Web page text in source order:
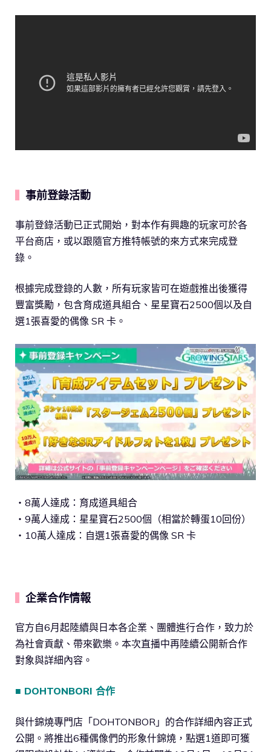
事前登錄活動
事前登錄活動已正式開始，對本作有興趣的玩家可於各
平台商店，或以跟隨官方推特帳號的來方式來完成登
錄。
根據完成登錄的人數，所有玩家皆可在遊戲推出後獲得
豐富獎勵，包含育成道具組合、星星寶石2500個以及自
選1張喜愛的偶像 SR 卡。
・8萬人達成：育成道具組合
・9萬人達成：星星寶石2500個（相當於轉蛋10回份）
・10萬人達成：自選1張喜愛的偶像 SR 卡
企業合作情報
官方自6月起陸續與日本各企業、團體進行合作，致力於
為社會貢獻、帶來歡樂。本次直播中再陸續公開新合作
對象與詳細內容。
■ DOHTONBORI 合作
與什錦燒專門店「DOHTONBOR」的合作詳細內容正式
公開。將推出6種偶像們的形象什錦燒，點選1道即可獲